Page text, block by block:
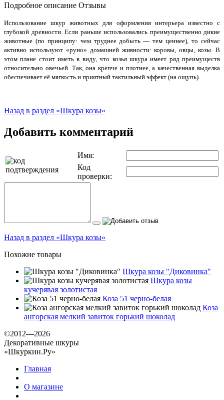
Подробное описание Отзывы
Использование шкур животных для оформления интерьера известно с
глубокой древности. Если раньше использовались преимущественно дикие
животные (по принципу: чем труднее добыть — тем ценнее), то сейчас
активно используют «руно» домашней живности: коровы, овцы, козы. В
этом плане стоит иметь в виду, что козья шкура имеет ряд преимуществ
относительно овечьей. Так, она крепче и плотнее, а качественная выделка
обеспечивает её мягкость и приятный тактильный эффект (на ощупь).
Назад в раздел «Шкура козы»
Добавить комментарий
Имя:
Код
проверки:
Назад в раздел «Шкура козы»
Похожие товары
Шкура козы "Диковинка"
Шкура козы
кучерявая золотистая
Коза 51 черно-белая
Коза
ангорская мелкий завиток горький шоколад
©2012—2026
Декоративные шкуры
«Шкуркин.Ру»
Главная
О магазине